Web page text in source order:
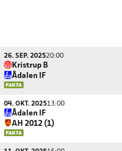
26. SEP. 202520:00
Kristrup B
Ådalen IF
04. OKT. 202513:00
Ådalen IF
AH 2012 (1)